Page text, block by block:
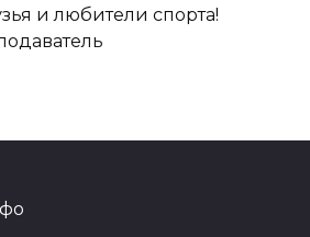
и любители спорта!